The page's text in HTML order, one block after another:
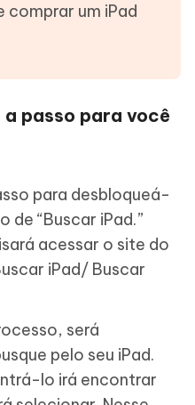
comprar um iPad
passo para você
para desbloqueá-
de “Buscar iPad.”
acessar o site do
iPad/ Buscar
será
pelo seu iPad.
lo irá encontrar